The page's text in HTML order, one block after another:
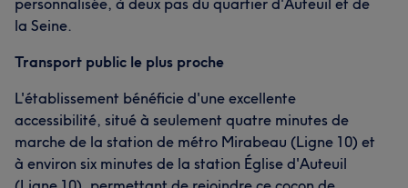
personnalisée, à deux pas du quartier d'Auteuil et de
la Seine.
Transport public le plus proche
L'établissement bénéficie d'une excellente
accessibilité, situé à seulement quatre minutes de
marche de la station de métro Mirabeau (Ligne 10) et
à environ six minutes de la station Église d'Auteuil